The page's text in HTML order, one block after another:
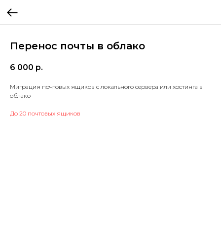
Перенос почты в облако
6 000 р.
Миграция почтовых ящиков с локального сервера или хостинга в
облако
До 20 почтовых ящиков